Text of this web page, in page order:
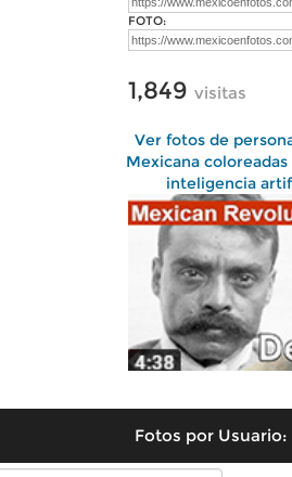
FOTO:
1,849 visitas
Ver fotos de
Mexicana
inteligencia
Fotos por Usuario: